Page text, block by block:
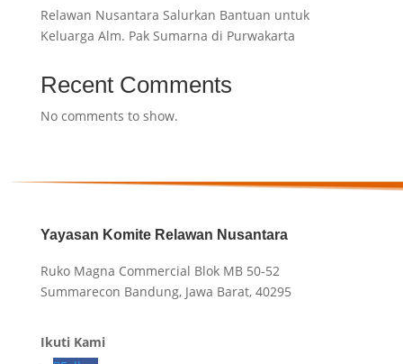
Relawan Nusantara Salurkan Bantuan untuk
Keluarga Alm. Pak Sumarna di Purwakarta
Recent Comments
No comments to show.
Yayasan Komite Relawan Nusantara
Ruko Magna Commercial Blok MB 50-52
Summarecon Bandung, Jawa Barat, 40295
Ikuti Kami